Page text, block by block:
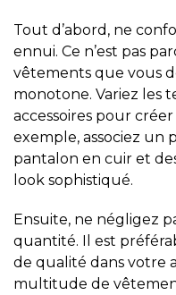
Tout d’abord, ne
ennui. Ce n’est pas
vêtements que vous
monotone. Variez les
accessoires pour
exemple, associez un
pantalon en cuir et
look sophistiqué.
Ensuite, ne négligez
quantité. Il est
de qualité dans votre
multitude de